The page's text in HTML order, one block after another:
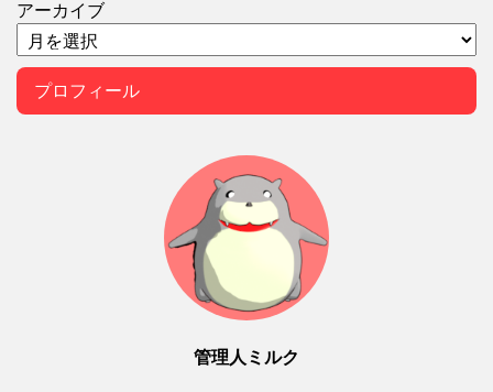
アーカイブ
プロフィール
管理人ミルク